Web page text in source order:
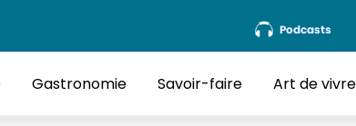
Podcasts
Gastronomie Savoir-faire Art de vivre